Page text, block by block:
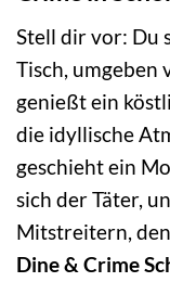
Stell dir vor: Du
Tisch, umgeben
genießt ein
die idyllische
geschieht ein
sich der Täter,
Mitstreitern,
Dine & Crime